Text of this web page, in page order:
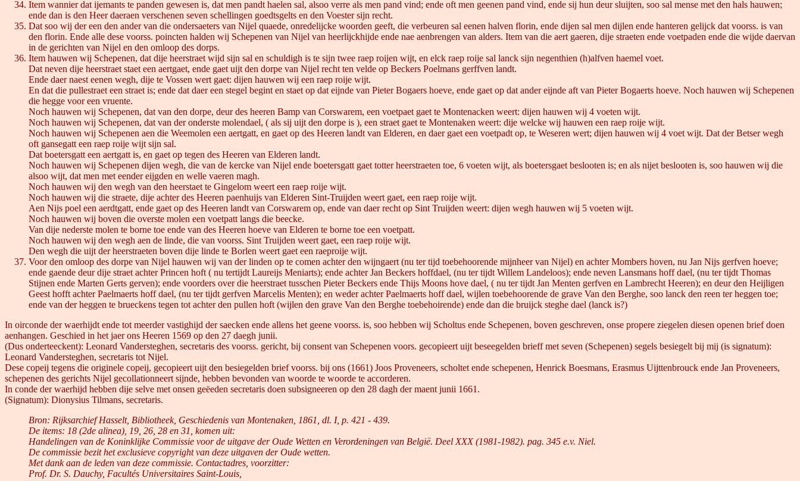
Item wannier dat ijemants te panden gewesen is, dat men pandt haelen sal, alsoo verre als men pand vind; ende oft men geenen pand vind, ende sij hun deur sluijten, soo sal mense met den hals hauwen;
ende dan is den Heer daeraen verschenen seven schellingen goedtsgelts en den Voester sijn recht.
Dat soo wij der een den ander van die ondersaeters van Nijel quaede, onredelijcke woorden geeft, die verbeuren sal eenen halven florin, ende dijen sal men dijlen ende hanteren gelijck dat voorss. is van
den florin. Ende alle dese voorss. poincten halden wij Schepenen van Nijel van heerlijckhijde ende nae aenbrengen van alders. Item van die aert gaeren, dije straeten ende voetpaden ende die wijde daervan
in de gerichten van Nijel en den omloop des dorps.
Item hauwen wij Schepenen, dat dije heerstraet wijd sijn sal en schuldigh is te sijn twee raep roijen wijt, en elck raep roije sal lanck sijn negenthien (h)alfven haemel voet.
Dat neven dije heerstraet staet een aertgaet, ende gaet uijt den dorpe van Nijel recht ten velde op Beckers Poelmans gerffven landt.
Ende daer naest eenen wegh, dije te Vossen wert gaet: dijen hauwen wij een raep roije wijt.
En dat die pullestraet een straet is; ende dat daer een stegel begint en staet op dat eijnde van Pieter Bogaers hoeve, ende gaet op dat ander eijnde aft van Pieter Bogaerts hoeve. Noch hauwen wij Schepenen
die hegge voor een vruente.
Noch hauwen wij Schepenen, dat van den dorpe, deur des heeren Bamp van Corswarem, een voetpaet gaet te Montenacken weert: dijen hauwen wij 4 voeten wijt.
Noch hauwen wij Schepenen, dat van der onderste molendael, ( als sij uijt den dorpe is ), een straet gaet te Montenaken weert: dije welcke wij hauwen een raep roije wijt.
Noch hauwen wij Schepenen aen die Weemolen een aertgatt, en gaet op des Heeren landt van Elderen, en daer gaet een voetpadt op, te Weseren wert; dijen hauwen wij 4 voet wijt. Dat der Betser wegh
oft gansegatt een raep roije wijt sijn sal.
Dat boetersgatt een aertgatt is, en gaet op tegen des Heeren van Elderen landt.
Noch hauwen wij Schepenen dijen wegh, die van de kercke van Nijel ende boetersgatt gaet totter heerstraeten toe, 6 voeten wijt, als boetersgaet beslooten is; en als nijet beslooten is, soo hauwen wij die
alsoo wijt, dat men met eender eijgden en welle vaeren magh.
Noch hauwen wij den wegh van den heerstaet te Gingelom weert een raep roije wijt.
Noch hauwen wij die straete, dije achter des Heeren paenhuijs van Elderen Sint-Truijden weert gaet, een raep roije wijt.
Aen Nijs poel een aerdtgatt, ende gaet op des Heeren landt van Corswarem op, ende van daer recht op Sint Truijden weert: dijen wegh hauwen wij 5 voeten wijt.
Noch hauwen wij boven die overste molen een voetpatt langs die beecke.
Van dije nederste molen te borne toe ende van des Heeren hoeve van Elderen te borne toe een voetpatt.
Noch hauwen wij den wegh aen de linde, die van voorss. Sint Truijden weert gaet, een raep roije wijt.
Den wegh die uijt der heerstraeten boven dije linde te Borlen weert gaet een raeproije wijt.
Voor den omloop des dorpe van Nijel hauwen wij van der linden op te comen achter den wijngaert (nu ter tijd toebehoorende mijnheer van Nijel) en achter Mombers hoven, nu Jan Nijs gerfven hoeve;
ende gaende deur dije straet achter Princen hoft ( nu tertijdt Laureijs Meniarts); ende achter Jan Beckers hoffdael, (nu ter tijdt Willem Landeloos); ende neven Lansmans hoff dael, (nu ter tijdt Thomas
Stijnen ende Marten Gerts gerven); ende voorders over die heerstraet tusschen Pieter Beckers ende Thijs Moons hove dael, ( nu ter tijdt Jan Menten gerfven en Lambrecht Heeren); en deur den Heijligen
Geest hofft achter Paelmaerts hoff dael, (nu ter tijdt gerfven Marcelis Menten); en weder achter Paelmaerts hoff dael, wijlen toebehoorende de grave Van den Berghe, soo lanck den reen ter heggen toe;
ende van der heggen te brueckens tegen tot achter den pullen hoft (wijlen den grave Van den Berghe toebehoirende) ende dan die bruijck steghe dael (lanck is?)
In oirconde der waerhijdt ende tot meerder vastighijd der saecken ende allens het geene voorss. is, soo hebben wij Scholtus ende Schepenen, boven geschreven, onse propere ziegelen diesen openen brief doen
aenhangen. Geschied in het jaer ons Heeren 1569 op den 27 daegh junii.
(Dus onderteeckent): Leonard Vandersteghen, secretaris des voorss. gericht, bij consent van Schepenen voors. gecopieert uijt beseegelden brieff met seven (Schepenen) segels besiegelt bij mij (is signatum):
Leonard Vandersteghen, secretaris tot Nijel.
Dese copeij tegens die originele copeij, gecopieert uijt den besiegelden brief voorss. bij ons (1661) Joos Proveneers, scholtet ende schepenen, Henrick Boesmans, Erasmus Uijttenbrouck ende Jan Proveneers,
schepenen des gerichts Nijel gecollationneert sijnde, hebben bevonden van woorde te woorde te accorderen.
In conde der waerhijd hebben dije selve met onsen geëeden secretaris doen subsigneeren op den 28 dagh der maent junii 1661.
(Signatum): Dionysius Tilmans, secretaris.
Bron: Rijksarchief Hasselt, Bibliotheek, Geschiedenis van Montenaken, 1861, dl. I, p. 421 - 439.
De items: 18 (2de alinea), 19, 26, 28 en 31, komen uit:
Handelingen van de Koninklijke Commissie voor de uitgave der Oude Wetten en Verordeningen van België. Deel XXX (1981-1982). pag. 345 e.v. Niel.
De commissie bezit het exclusieve copyright van deze uitgaven der Oude wetten.
Met dank aan de leden van deze commissie. Contactadres, voorzitter:
Prof. Dr. S. Dauchy, Facultés Universitaires Saint-Louis,